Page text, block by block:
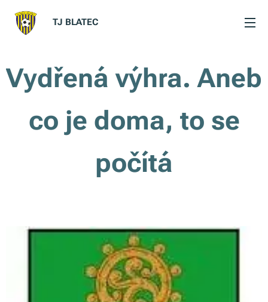
TJ BLATEC
Vydřená výhra. Aneb
co je doma, to se
počítá